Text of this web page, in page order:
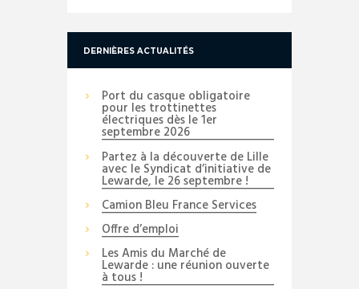
DERNIÈRES ACTUALITÉS
Port du casque obligatoire
pour les trottinettes
électriques dès le 1er
septembre 2026
Partez à la découverte de Lille
avec le Syndicat d’initiative de
Lewarde, le 26 septembre !
Camion Bleu France Services
Offre d’emploi
Les Amis du Marché de
Lewarde : une réunion ouverte
à tous !